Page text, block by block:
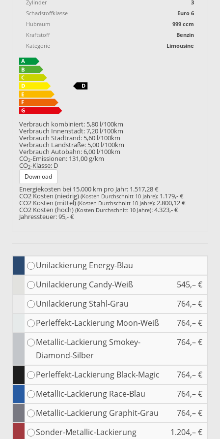
Zylinder
3
Schadstoffklasse
Euro 6
Hubraum
999 ccm
Kraftstoff
Benzin
Kategorie
Limousine
Verbrauch kombiniert: 5,80 l/100km
Verbrauch Innenstadt:7,20 l/100km
Verbrauch Stadtrand: 5,60 l/100km
Verbrauch Landstraße: 5,00 l/100km
Verbrauch Autobahn:6,00 l/100km
CO2-Emissionen: 131,00 g/km
CO2-Klasse: D
Download
Energiekosten bei 15.000 km pro Jahr: 1.517,28 €
CO2 Kosten (niedrig) (Kosten Durchschnitt 10 Jahre): 1.179,- €
CO2 Kosten (mittel) (Kosten Durchschnitt 10 Jahre):2.800,12 €
CO2 Kosten (hoch) (Kosten Durchschnitt 10 Jahre):4.323,- €
Jahressteuer:95,- €
Unilackierung Energy-Blau
Unilackierung Candy-Weiß
545,– €
Unilackierung Stahl-Grau
764,– €
Perleffekt-Lackierung Moon-Weiß
764,– €
Metallic-Lackierung Smokey-
Diamond-Silber
764,– €
Perleffekt-Lackierung Black-Magic
764,– €
Metallic-Lackierung Race-Blau
764,– €
Metallic-Lackierung Graphit-Grau
764,– €
Sonder-Metallic-Lackierung
1.204,– €